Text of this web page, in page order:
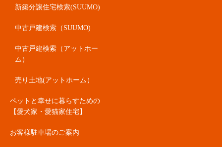
新築分譲住宅検索(SUUMO)
中古戸建検索（SUUMO)
中古戸建検索（アットホー
ム）
売り土地(アットホーム）
ペットと幸せに暮らすための
【愛犬家・愛猫家住宅】
お客様駐車場のご案内